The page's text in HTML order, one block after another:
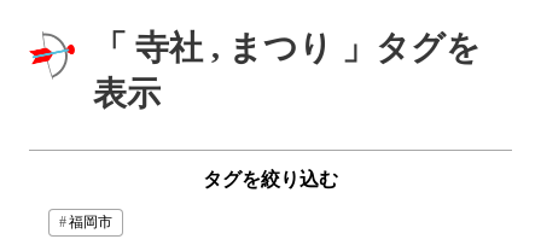
「 寺社 , まつり 」タグを
表示
タグを絞り込む
福岡市